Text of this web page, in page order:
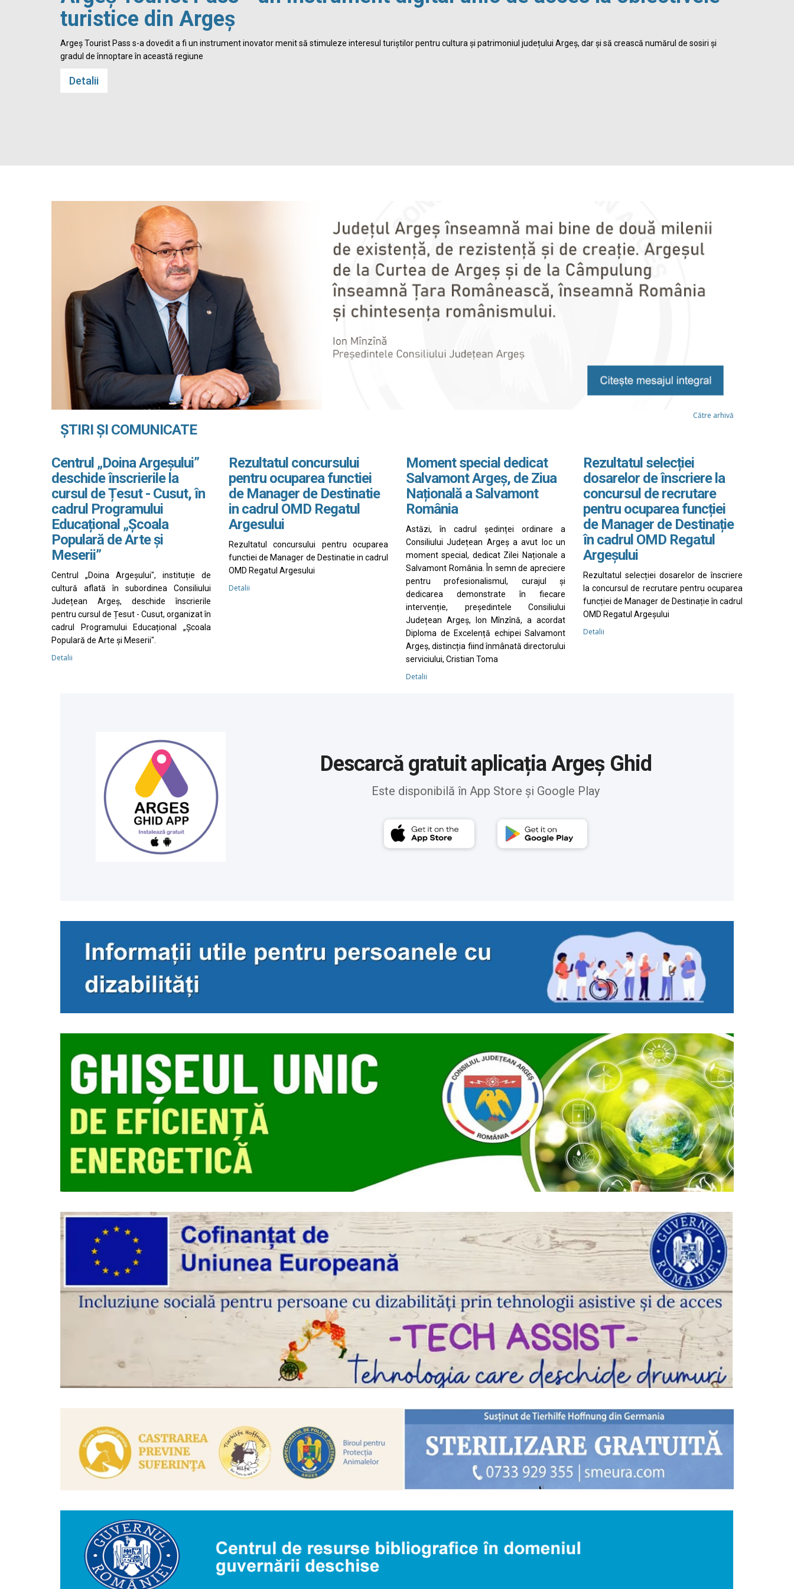
turistice din Argeș
Argeș Tourist Pass s-a dovedit a fi un instrument inovator menit să stimuleze interesul turiștilor pentru cultura și patrimoniul județului Argeș, dar și să crească numărul de sosiri și
gradul de înnoptare în această regiune
Detalii
ȘTIRI ȘI COMUNICATE
Către arhivă
Centrul „Doina Argeșului”
deschide înscrierile la
cursul de Țesut - Cusut, în
cadrul Programului
Educațional „Școala
Populară de Arte și
Meserii”
Centrul „Doina Argeșului", instituție de
cultură aflată în subordinea Consiliului
Județean Argeș, deschide înscrierile
pentru cursul de Țesut - Cusut, organizat în
cadrul Programului Educațional „Școala
Populară de Arte și Meserii".
Detalii
Rezultatul concursului
pentru ocuparea functiei
de Manager de Destinatie
in cadrul OMD Regatul
Argesului
Rezultatul concursului pentru ocuparea
functiei de Manager de Destinatie in cadrul
OMD Regatul Argesului
Detalii
Moment special dedicat
Salvamont Argeș, de Ziua
Națională a Salvamont
România
Astăzi, în cadrul ședinței ordinare a
Consiliului Județean Argeș a avut loc un
moment special, dedicat Zilei Naționale a
Salvamont România. În semn de apreciere
pentru profesionalismul, curajul și
dedicarea demonstrate în fiecare
intervenție, președintele Consiliului
Județean Argeș, Ion Mînzînă, a acordat
Diploma de Excelență echipei Salvamont
Argeș, distincția fiind înmânată directorului
serviciului, Cristian Toma
Detalii
Rezultatul selecției
dosarelor de înscriere la
concursul de recrutare
pentru ocuparea funcției
de Manager de Destinație
în cadrul OMD Regatul
Argeșului
Rezultatul selecției dosarelor de înscriere
la concursul de recrutare pentru ocuparea
funcției de Manager de Destinație în cadrul
OMD Regatul Argeșului
Detalii
Descarcă gratuit aplicația Argeș Ghid
Este disponibilă în App Store și Google Play